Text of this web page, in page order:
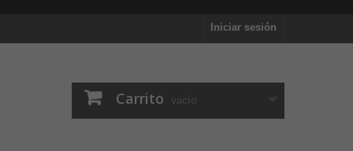
Iniciar sesión
Carrito vacío